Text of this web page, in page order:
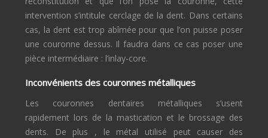
intervention s’intitule cerclage de la dent. Dans certains
cas, la dent est trop abîmée pour que l’on puisse poser
une couronne dessus. Il faudra dans ce cas poser une
pièce intermédiaire : l’inlay-core.
Inconvénients des couronnes métalliques
Les couronnes dentaires métalliques s’usent
rapidement lors de la mastication et le brossage des
dents. De plus , le métal utilisé peut causer des